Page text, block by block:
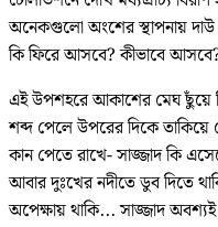
অনেকগুলো অংশের স্থাপনায়
কি ফিরে আসবে? কীভাবে আসবে?
এই উপশহরে আকাশের মেঘ ছুঁয়ে
শব্দ পেলে উপরের দিকে
কান পেতে রাখে- সাজ্জাদ কি
আবার দুঃখের নদীতে ডুব দিতে
অপেক্ষায় থাকি... সাজ্জাদ